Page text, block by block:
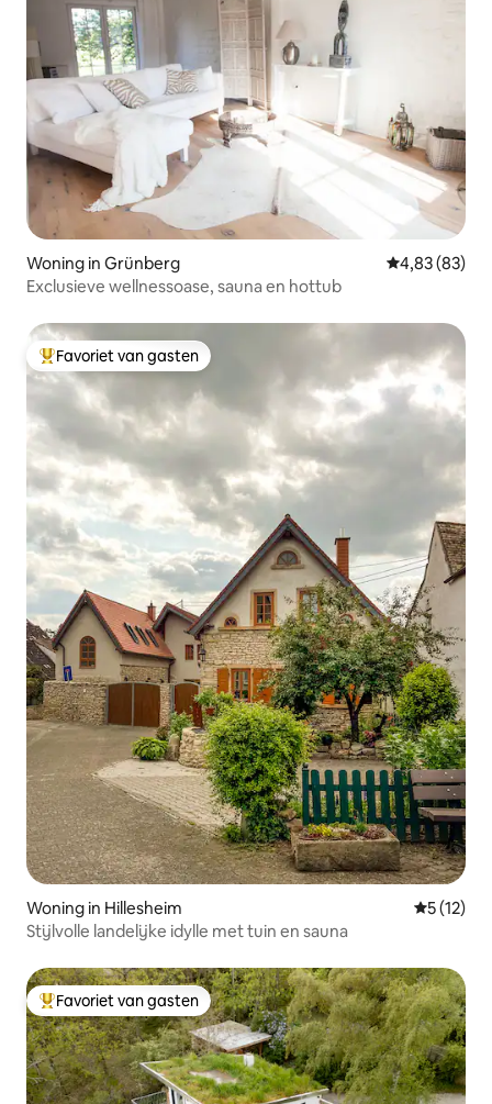
Woning in Grünberg Gemiddelde
4,83 (83)
Exclusieve wellnessoase, sauna en hottub
Topfavoriet van gasten
Favoriet van gasten
Woning in Hillesheim
5 (12)
Stijlvolle landelijke idylle met tuin en sauna
Topfavoriet van gasten
Favoriet van gasten